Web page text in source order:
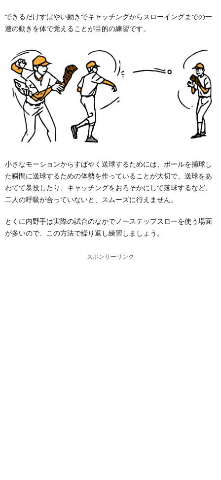
できるだけすばやい動きでキャッチングからスローイングまでの一
連の動きを体で覚えることが目的の練習です。
小さなモーションからすばやく送球するためには、ボールを捕球し
た瞬間に送球するための体勢を作っていることが大切で、送球をあ
わてて暴投したり、キャッチングをおろそかにして落球するなど、
二人の呼吸が合っていないと、スムーズに行えません。
とくに内野手は実際の試合のなかでノーステップスローを使う場面
が多いので、この方法で繰り返し練習しましょう。
スポンサーリンク